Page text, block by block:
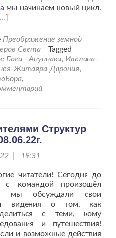
мы начинаем новый цикл.
[…]
Преображение земной
Света
Tagged
Боги - Ануннаки, Ивелина-
Житаяра-Дарония,
,
Структур
| 19:31
читатели! Сегодня до
с командой произошёл
мы обсуждали свои
видения о том, как
с теми, кому
и путешествия!
и возможные действия